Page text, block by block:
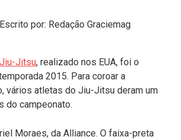
por: Redação Graciemag
Jitsu, realizado nos EUA, foi o
2015. Para coroar a
vários atletas do Jiu-Jitsu deram um
do campeonato.
Moraes, da Alliance. O faixa-preta